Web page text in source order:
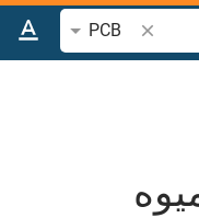
جستجوی آیه یا
PCB